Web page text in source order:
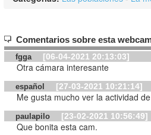
Comentarios sobre esta
fgga [06-04-2021 20:13:03]
Otra cámara interesante
español [27-03-2021 10:21:14]
Me gusta mucho ver la actividad
paulapilo [23-02-2021 10:56:49]
Que bonita esta cam.